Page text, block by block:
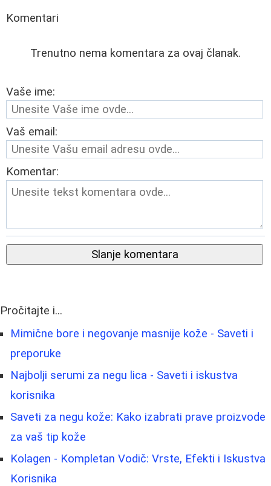
Komentari
Trenutno nema komentara za ovaj članak.
Vaše ime:
Vaš email:
Komentar:
Slanje komentara
Pročitajte i...
Mimične bore i negovanje masnije kože - Saveti i
preporuke
Najbolji serumi za negu lica - Saveti i iskustva
korisnika
Saveti za negu kože: Kako izabrati prave proizvode
za vaš tip kože
Kolagen - Kompletan Vodič: Vrste, Efekti i Iskustva
Korisnika